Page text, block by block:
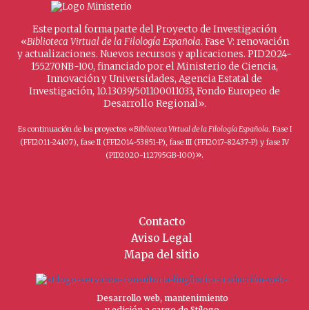
Este portal forma parte del Proyecto de Investigación
«Biblioteca Virtual de la Filología Española. Fase V: renovación
y actualizaciones. Nuevos recursos y aplicaciones. PID2024-
155270NB-I00, financiado por el Ministerio de Ciencia,
Innovación y Universidades, Agencia Estatal de
Investigación, 10.13039/501100011033, Fondo Europeo de
Desarrollo Regional».
Es continuación de los proyectos «Biblioteca Virtual de la Filología Española. Fase I
(FFI2011-24107), fase II (FFI2014-53851-P), fase III (FFI2017-82437-P) y fase IV
(PID2020-112795GB-I00)».
Contacto
Aviso Legal
Mapa del sitio
Desarrollo web, mantenimiento